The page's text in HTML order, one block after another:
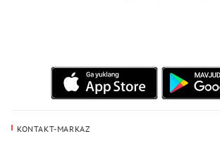
KONTAKT-MARKAZ